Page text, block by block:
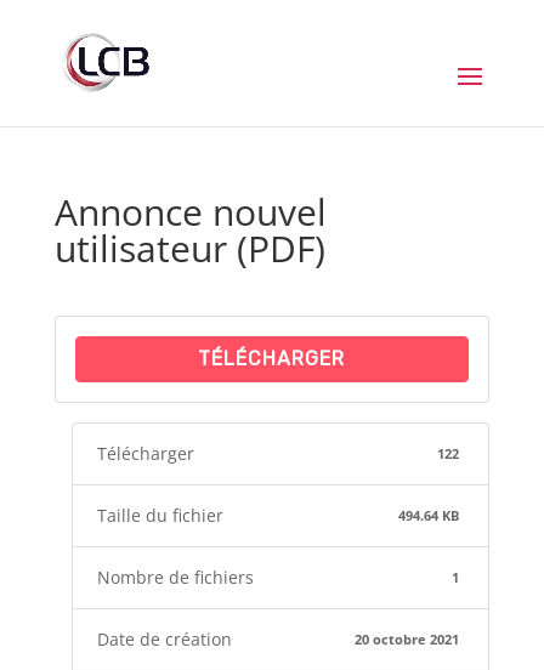
Annonce nouvel
utilisateur (PDF)
TÉLÉCHARGER
Télécharger 122
Taille du fichier 494.64 KB
Nombre de fichiers 1
Date de création 20 octobre 2021